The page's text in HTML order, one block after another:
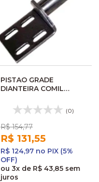
PISTAO GRADE
DIANTEIRA COMIL
125770 CO0508
(0)
R$ 154,77
R$ 131,55
R$ 124,97 no PIX (5%
OFF)
ou 3x de R$ 43,85 sem
juros